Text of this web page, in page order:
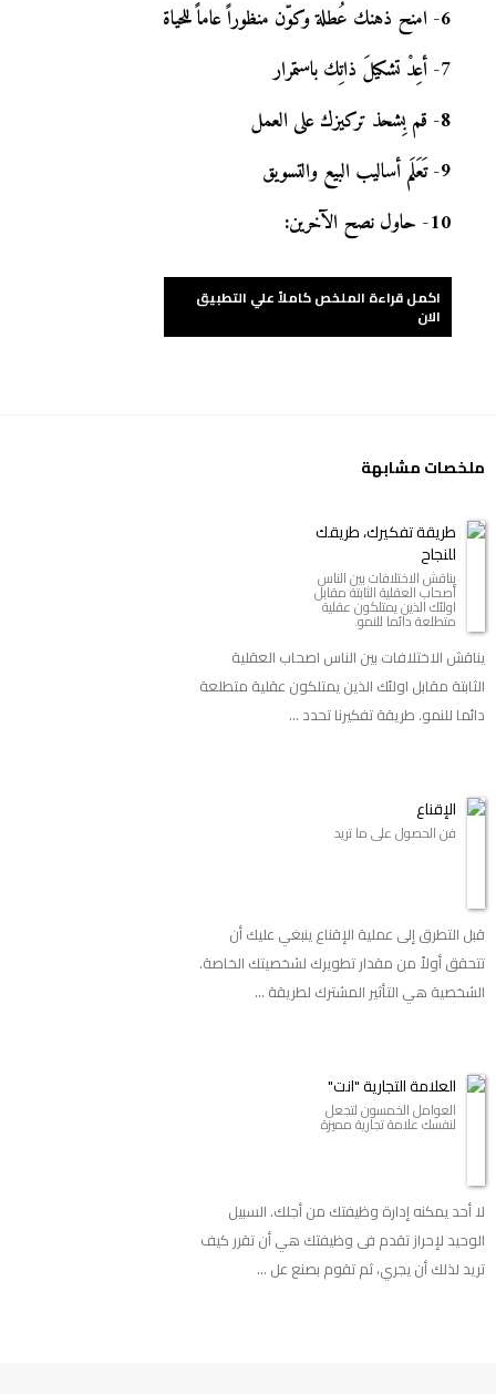
6
- امنح ذهنك عُطلة وكوّن منظوراً عاماً للحياة
7
-أعِدْ تشكيلَ ذاتِك باستمرار
8
- قم بِشحذ تركيزك على العمل
9
-تَعَلَم أساليب البيع والتسويق
10
- حاول نصح الآخرين:
اكمل قراءة الملخص كاملاً علي التطبيق
الان
ملخصات مشابهة
طريقة تفكيرك، طريقك
للنجاح
يناقش الاختلافات بين الناس
أصحاب العقلية الثابتة مقابل
اولئك الذين يمتلكون عقلية
متطلعة دائما للنمو.
يناقش الاختلافات بين الناس اصحاب العقلية
الثابتة مقابل اولئك الذين يمتلكون عقلية متطلعة
دائما للنمو. طريقة تفكيرنا تحدد ...
الإقناع
فن الحصول على ما تريد
قبل التطرق إلى عملية الإقناع ينبغي عليك أن
تتحقق أولاً من مقدار تطويرك لشخصيتك الخاصة.
الشخصية هي التأثير المشترك لطريقة ...
العلامة التجارية "انت"
العوامل الخمسون لتجعل
لنفسك علامة تجارية مميزة
لا أحد يمكنه إدارة وظيفتك من أجلك. السبيل
الوحيد لإحراز تقدم فى وظيفتك هي أن تقرر كيف
تريد لذلك أن يجري، ثم تقوم بصنع عل ...